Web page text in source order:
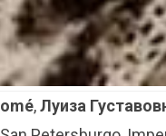
,Луиза